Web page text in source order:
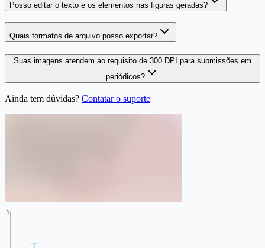
Posso editar o texto e os elementos nas figuras geradas?
Quais formatos de arquivo posso exportar?
Suas imagens atendem ao requisito de 300 DPI para submissões em
periódicos?
Ainda tem dúvidas? Contatar o suporte
Y